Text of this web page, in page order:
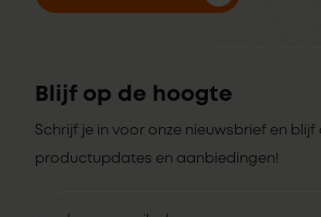
Blijf op de hoogte
Schrijf je in voor onze nieuwsbrief en
productupdates en aanbiedingen!